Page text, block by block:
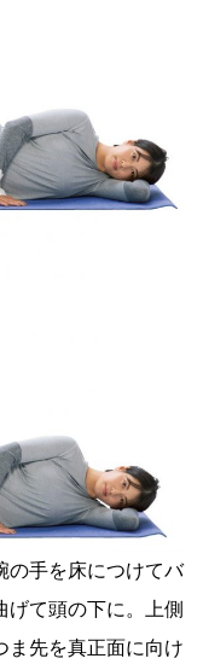
の手を床につけてバ
げて頭の下に。上側
ま先を真正面に向け